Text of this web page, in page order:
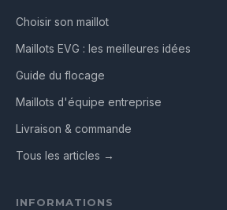
Choisir son maillot
Maillots EVG : les meilleures idées
Guide du flocage
Maillots d'équipe entreprise
Livraison & commande
Tous les articles →
INFORMATIONS